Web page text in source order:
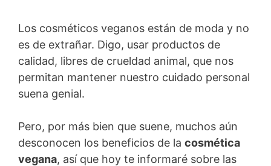
Los cosméticos veganos están de moda y no
es de extrañar. Digo, usar productos de
calidad, libres de crueldad animal, que nos
permitan mantener nuestro cuidado personal
suena genial.
Pero, por más bien que suene, muchos aún
desconocen los beneficios de la cosmética
vegana, así que hoy te informaré sobre las